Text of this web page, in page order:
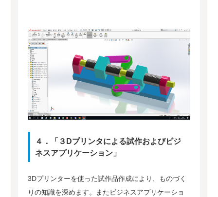
４．「３Dプリンタによる試作およびビジ
ネスアプリケーション」
3Dプリンターを使った試作品作成により、ものづく
りの知識を深めます。またビジネスアプリケーショ